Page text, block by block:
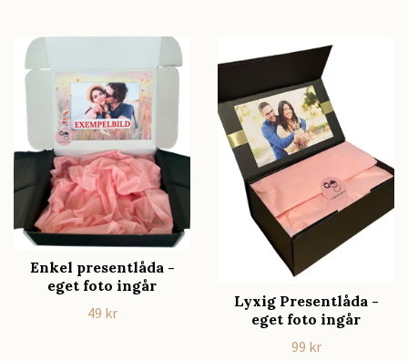
Enkel presentlåda -
eget foto ingår
49 kr
Lyxig Presentlåda -
eget foto ingår
99 kr